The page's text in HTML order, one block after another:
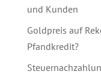
und Kunden
Goldpreis auf
Pfandkredit?